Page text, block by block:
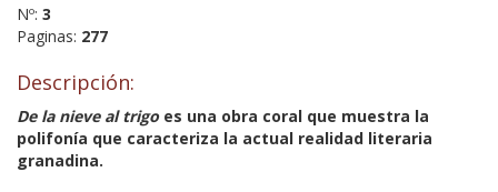
Nº: 3
Paginas: 277
Descripción:
De la nieve al trigoes una obra coral que muestra la
polifonía que caracteriza la actual realidad literaria
granadina.